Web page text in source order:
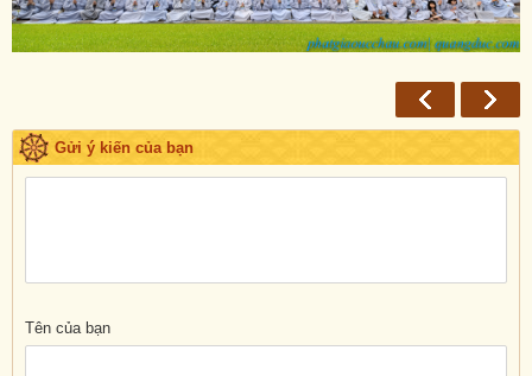
Gửi ý kiến của bạn
Tên của bạn